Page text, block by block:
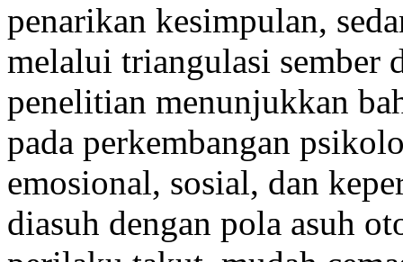
penarikan kesimpulan,
melalui triangulasi sember
penelitian menunjukkan
pada perkembangan
emosional, sosial, dan
diasuh dengan pola asuh